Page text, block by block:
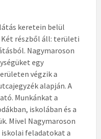
keretein belül
Két részből áll: területi
Nagymaroson
egy
végzik a
alapján. A
Munkánkat a
iskolában és a
Mivel Nagymaroson
feladatokat a